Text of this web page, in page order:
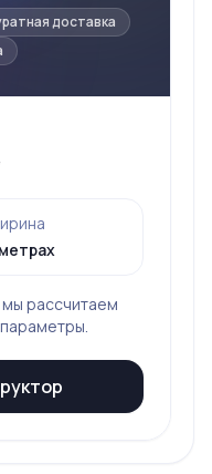
доставка
рассчитаем